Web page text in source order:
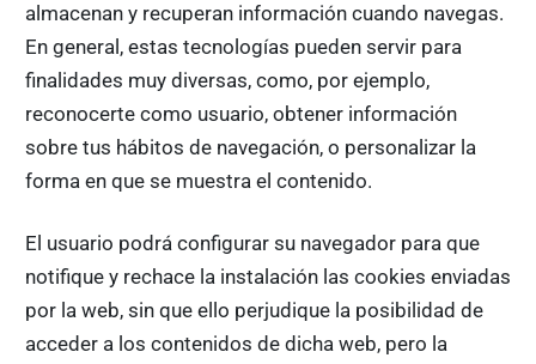
almacenan y recuperan información cuando navegas.
En general, estas tecnologías pueden servir para
finalidades muy diversas, como, por ejemplo,
reconocerte como usuario, obtener información
sobre tus hábitos de navegación, o personalizar la
forma en que se muestra el contenido.
El usuario podrá configurar su navegador para que
notifique y rechace la instalación las cookies enviadas
por la web, sin que ello perjudique la posibilidad de
acceder a los contenidos de dicha web, pero la